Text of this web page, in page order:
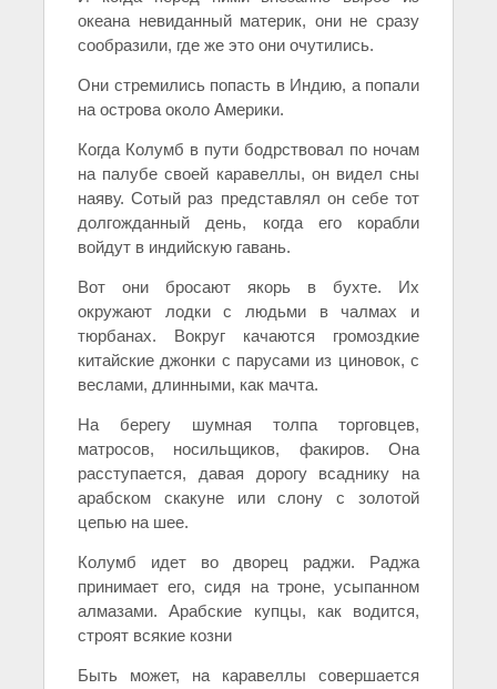
океана невиданный материк, они не сразу
сообразили, где же это они очутились.
Они стремились попасть в Индию, а попали
на острова около Америки.
Когда Колумб в пути бодрствовал по ночам
на палубе своей каравеллы, он видел сны
наяву. Сотый раз представлял он себе тот
долгожданный день, когда его корабли
войдут в индийскую гавань.
Вот они бросают якорь в бухте. Их
окружают лодки с людьми в чалмах и
тюрбанах. Вокруг качаются громоздкие
китайские джонки с парусами из циновок, с
веслами, длинными, как мачта.
На берегу шумная толпа торговцев,
матросов, носильщиков, факиров. Она
расступается, давая дорогу всаднику на
арабском скакуне или слону с золотой
цепью на шее.
Колумб идет во дворец раджи. Раджа
принимает его, сидя на троне, усыпанном
алмазами. Арабские купцы, как водится,
строят всякие козни
Быть может, на каравеллы совершается